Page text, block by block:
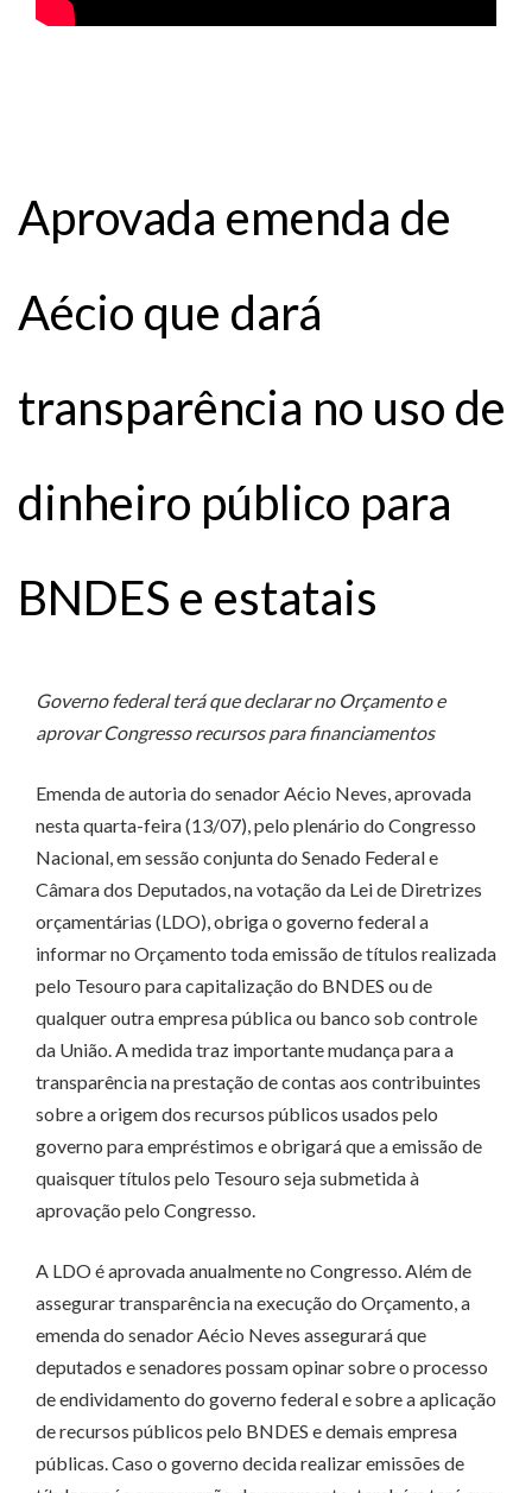
Aprovada emenda de
Aécio que dará
transparência no uso de
dinheiro público para
BNDES e estatais
Governo federal terá que declarar no Orçamento e
aprovar Congresso recursos para financiamentos
Emenda de autoria do senador Aécio Neves, aprovada
nesta quarta-feira (13/07), pelo plenário do Congresso
Nacional, em sessão conjunta do Senado Federal e
Câmara dos Deputados, na votação da Lei de Diretrizes
orçamentárias (LDO), obriga o governo federal a
informar no Orçamento toda emissão de títulos realizada
pelo Tesouro para capitalização do BNDES ou de
qualquer outra empresa pública ou banco sob controle
da União. A medida traz importante mudança para a
transparência na prestação de contas aos contribuintes
sobre a origem dos recursos públicos usados pelo
governo para empréstimos e obrigará que a emissão de
quaisquer títulos pelo Tesouro seja submetida à
aprovação pelo Congresso.
A LDO é aprovada anualmente no Congresso. Além de
assegurar transparência na execução do Orçamento, a
emenda do senador Aécio Neves assegurará que
deputados e senadores possam opinar sobre o processo
de endividamento do governo federal e sobre a aplicação
de recursos públicos pelo BNDES e demais empresa
públicas. Caso o governo decida realizar emissões de